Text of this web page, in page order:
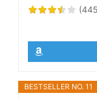
BESTSELLER NO. 11